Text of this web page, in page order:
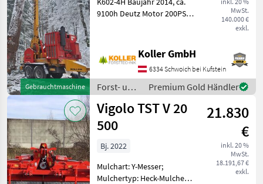
Gebrauchtmaschine
MwSt.
140.000 €
exkl.
9100h Deutz Motor 200PS,
Zugseil: Ø12mm x ca. 700m
Rückholseil: Ø11mm x ca.
Koller GmbH
6334 Schwoich bei Kufstein
Forst- und
Holztechnik
/ Koller
Premium Gold Händler
Vigolo TST V 20
500
21.830
€
inkl. 20 %
MwSt.
18.191,67 €
exkl.
Bj. 2022
Mulchart: Y-Messer;
Mulchertyp: Heck-Mulcher;